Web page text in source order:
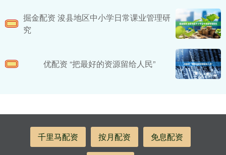
掘金配资 浚县地区中小学日常课业管理研
究
优配资 “把最好的资源留给人民”
千里马配资 按月配资 免息配资